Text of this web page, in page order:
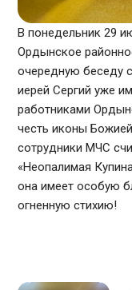
В понедельник 29
Ордынское
очередную беседу
иерей Сергий уже
работниками
честь иконы
сотрудники МЧС
«Неопалимая
она имеет особую
огненную стихию!